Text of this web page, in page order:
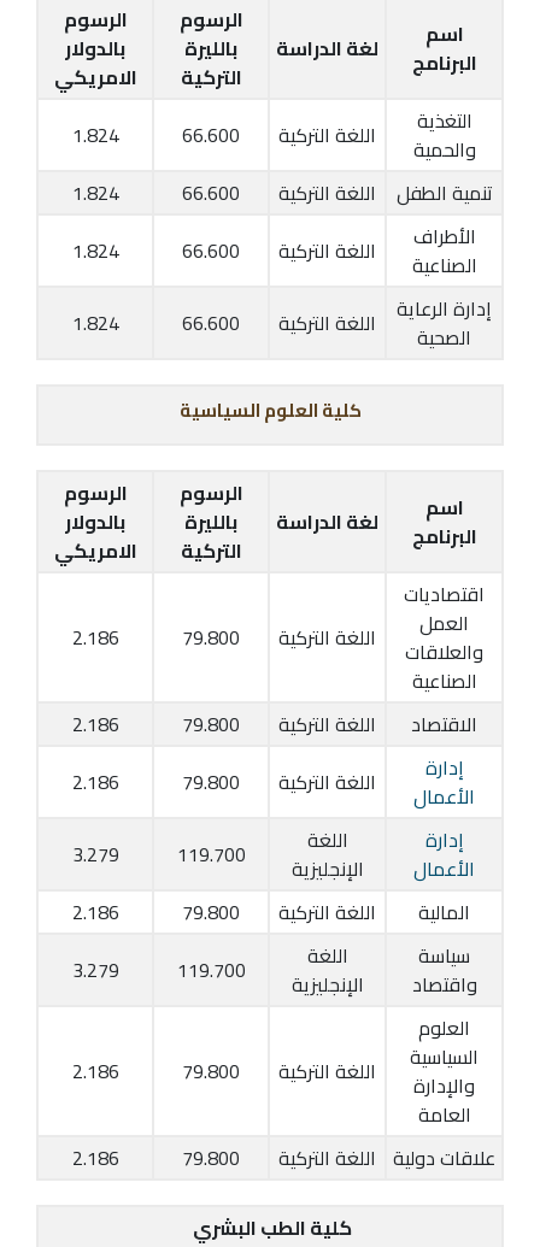
اسم
البرنامج
لغة الدراسة
الرسوم
بالليرة
التركية
الرسوم
بالدولار
الامريكي
التغذية
والحمية
اللغة التركية 66.600
1.824
تنمية الطفل
اللغة التركية 66.600
1.824
الأطراف
الصناعية
اللغة التركية 66.600
1.824
إدارة الرعاية
الصحية
اللغة التركية 66.600
1.824
كلية العلوم السياسية
اسم
البرنامج
لغة الدراسة
الرسوم
بالليرة
التركية
الرسوم
بالدولار
الامريكي
اقتصاديات
العمل
والعلاقات
الصناعية
اللغة التركية 79.800
2.186
الاقتصاد اللغة التركية 79.800
2.186
إدارة
الأعمال
اللغة التركية 79.800
2.186
إدارة
الأعمال
اللغة
الإنجليزية
119.700
3.279
المالية
اللغة التركية 79.800
2.186
سياسة
واقتصاد
اللغة
الإنجليزية
119.700
3.279
العلوم
السياسية
والإدارة
العامة
اللغة التركية 79.800
2.186
علاقات دولية اللغة التركية 79.800
2.186
كلية الطب البشري